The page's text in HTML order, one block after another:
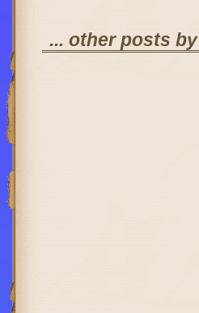
... other posts